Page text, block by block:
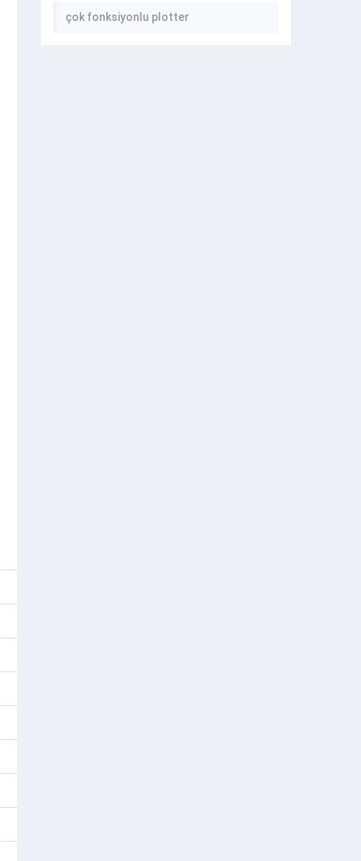
çok fonksiyonlu plotter